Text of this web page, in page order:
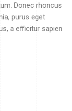
Donec rhoncus
purus eget
a efficitur sapien